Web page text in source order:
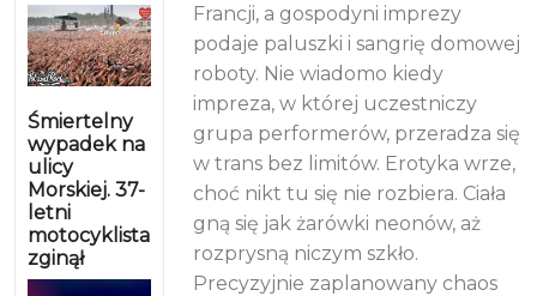
Śmiertelny
wypadek na
ulicy
Morskiej. 37-
letni
motocyklista
zginął
Francji, a gospodyni imprezy
podaje paluszki i sangrię domowej
roboty. Nie wiadomo kiedy
impreza, w której uczestniczy
grupa performerów, przeradza się
w trans bez limitów. Erotyka wrze,
choć nikt tu się nie rozbiera. Ciała
gną się jak żarówki neonów, aż
rozprysną niczym szkło.
Precyzyjnie zaplanowany chaos